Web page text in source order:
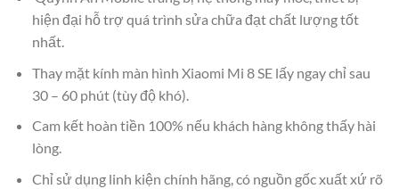
hiện đại hỗ trợ quá trình sửa chữa đạt chất lượng tốt
nhất.
Thay mặt kính màn hình Xiaomi Mi 8 SE lấy ngay chỉ sau
30 – 60 phút (tùy độ khó).
Cam kết hoàn tiền 100% nếu khách hàng không thấy hài
lòng.
Chỉ sử dụng linh kiện chính hãng, có nguồn gốc xuất xứ rõ